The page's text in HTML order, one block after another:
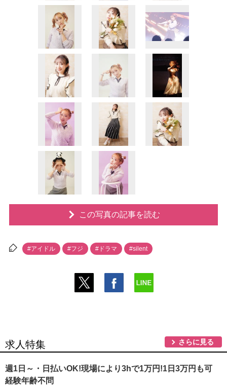
この写真の記事を読む
#アイドル #フジ #ドラマ #silent
求人特集 さらに見る
週1日～・日払いOK!現場により3hで1万円!1日3万円も可
経験年齢不問